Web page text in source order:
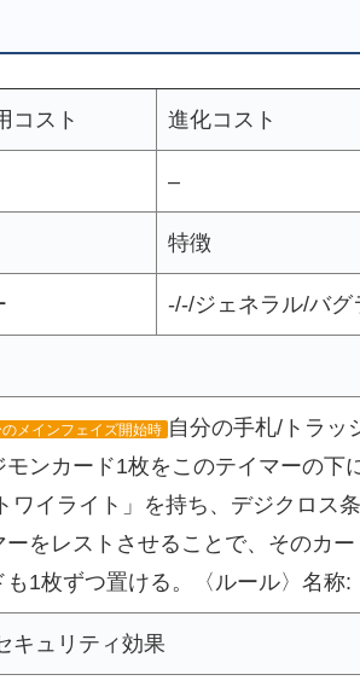
コスト 進化コスト
–
特徴
-/-/ジェネラル/バ
のメインフェイズ開始時 自分の手札/トラッ
モンカード1枚をこのテイマーの下
ワイライト」を持ち、デジクロス
ーをレストさせることで、そのカ
も1枚ずつ置ける。〈ルール〉名称
キュリティ効果